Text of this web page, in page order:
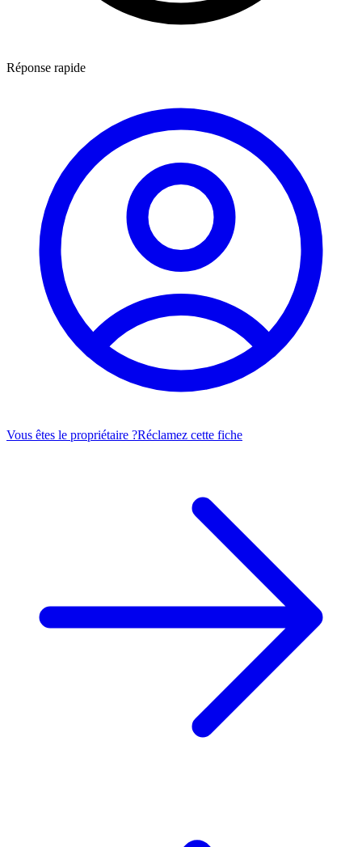
Réponse rapide
Vous êtes le propriétaire ?Réclamez cette fiche